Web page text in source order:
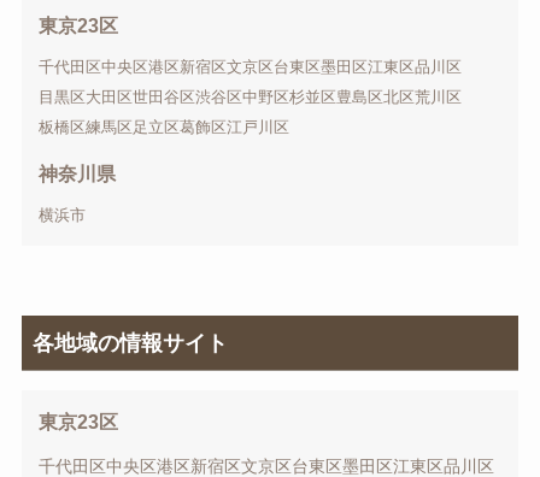
東京23区
千代田区中央区港区新宿区文京区台東区墨田区江東区品川区
目黒区大田区世田谷区渋谷区中野区杉並区豊島区北区荒川区
板橋区練馬区足立区葛飾区江戸川区
神奈川県
横浜市
各地域の情報サイト
東京23区
千代田区中央区港区新宿区文京区台東区墨田区江東区品川区